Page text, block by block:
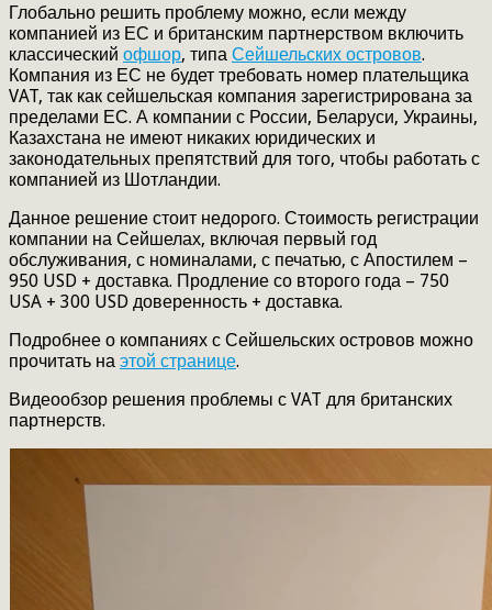
Глобально решить проблему можно, если между
компанией из ЕС и британским партнерством включить
классический офшор, типа Сейшельских островов.
Компания из ЕС не будет требовать номер плательщика
VAT, так как сейшельская компания зарегистрирована за
пределами ЕС. А компании с России, Беларуси, Украины,
Казахстана не имеют никаких юридических и
законодательных препятствий для того, чтобы работать с
компанией из Шотландии.
Данное решение стоит недорого. Стоимость регистрации
компании на Сейшелах, включая первый год
обслуживания, с номиналами, с печатью, с Апостилем –
950 USD + доставка. Продление со второго года – 750
USA + 300 USD доверенность + доставка.
Подробнее о компаниях с Сейшельских островов можно
прочитать на этой странице.
Видеообзор решения проблемы с VAT для британских
партнерств.